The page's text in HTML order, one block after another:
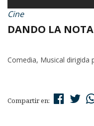
Cine
DANDO LA
Comedia, Musical dirigida
Compartir en: